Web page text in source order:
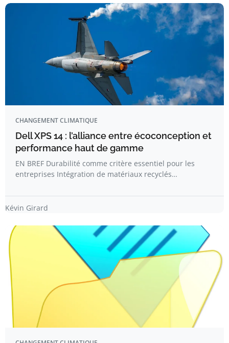
CHANGEMENT CLIMATIQUE
Dell XPS 14 : l’alliance entre écoconception et
performance haut de gamme
EN BREF Durabilité comme critère essentiel pour les
entreprises Intégration de matériaux recyclés…
Kévin Girard